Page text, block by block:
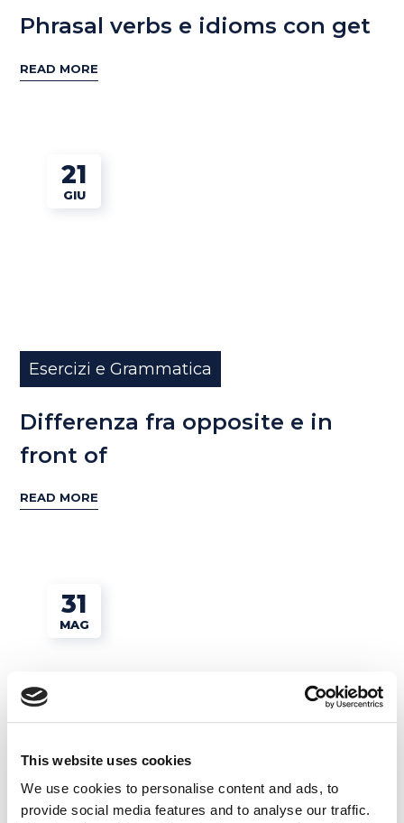
This website uses cookies
We use cookies to personalise content and ads, to
provide social media features and to analyse our traffic.
Phrasal verbs e idioms con get
READ MORE
21
GIU
Esercizi e Grammatica
Differenza fra opposite e in
front of
READ MORE
31
MAG
Esercizi e Grammatica